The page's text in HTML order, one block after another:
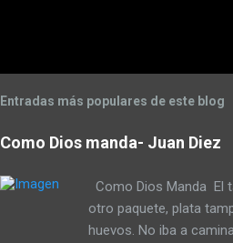
Entradas más populares de este blog
Como Dios manda- Juan Diez
Como Dios Manda El
otro paquete, plata
huevos. No iba a